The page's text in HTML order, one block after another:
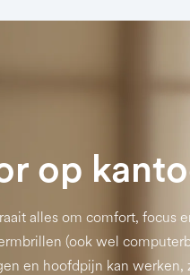
op
alles om comfort, focus
(ook wel
en hoofdpijn kan werken,